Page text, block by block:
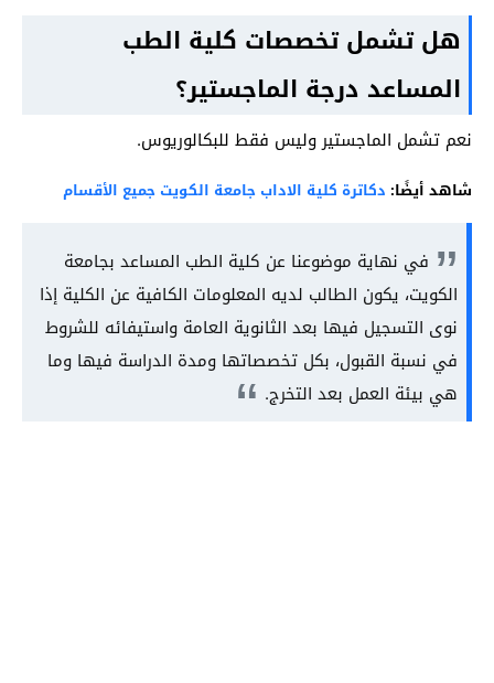
هل تشمل تخصصات كلية الطب
المساعد درجة الماجستير؟
نعم تشمل الماجستير وليس فقط للبكالوريوس.
شاهد أيضًا: دكاترة كلية الاداب جامعة الكويت جميع الأقسام
في نهاية موضوعنا عن كلية الطب المساعد بجامعة
الكويت، يكون الطالب لديه المعلومات الكافية عن الكلية إذا
نوى التسجيل فيها بعد الثانوية العامة واستيفائه للشروط
في نسبة القبول، بكل تخصصاتها ومدة الدراسة فيها وما
هي بيئة العمل بعد التخرج.